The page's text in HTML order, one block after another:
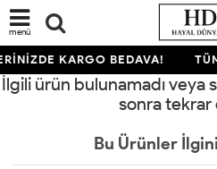
menü
KARGO BEDAVA!
İlgili ürün bulunamadı veya
sonra tekrar
Bu Ürünler